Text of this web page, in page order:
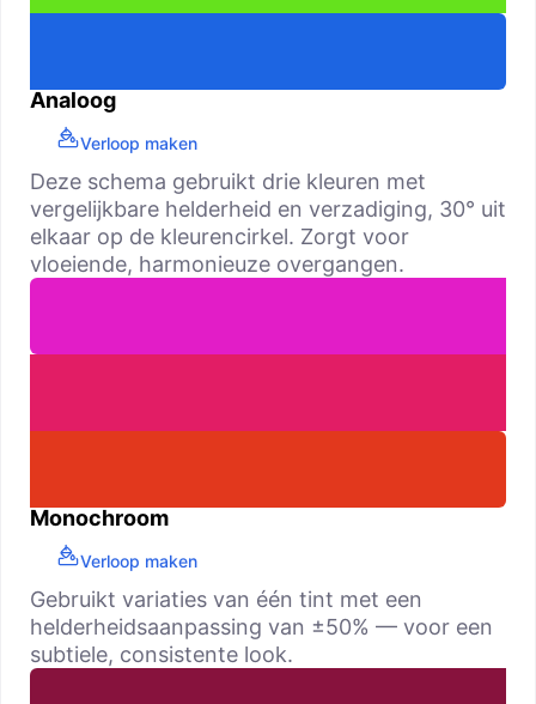
Analoog
Verloop maken
Deze schema gebruikt drie kleuren met
vergelijkbare helderheid en verzadiging, 30° uit
elkaar op de kleurencirkel. Zorgt voor
vloeiende, harmonieuze overgangen.
Monochroom
Verloop maken
Gebruikt variaties van één tint met een
helderheidsaanpassing van ±50% — voor een
subtiele, consistente look.